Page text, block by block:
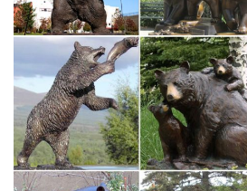
Французский бульдог (Фигурки собак)
по…
Купить французский бульдог (фигурки
доставкой до двери.Узнать примерную
международной доставки можно
общий вес посылки.
Статуэтка собаки "Французский
бронза